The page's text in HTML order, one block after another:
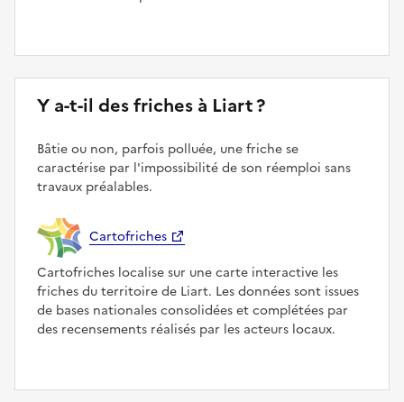
Y a-t-il des friches à Liart ?
Bâtie ou non, parfois polluée, une friche se
caractérise par l'impossibilité de son réemploi sans
travaux préalables.
Cartofriches
Cartofriches localise sur une carte interactive les
friches du territoire de Liart. Les données sont issues
de bases nationales consolidées et complétées par
des recensements réalisés par les acteurs locaux.